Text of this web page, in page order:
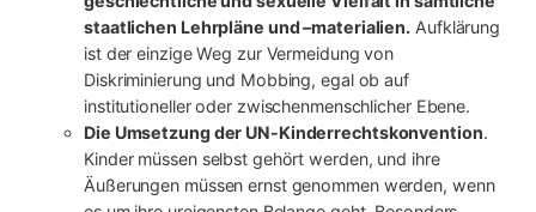
staatlichen Lehrpläne und –materialien. Aufklärung
ist der einzige Weg zur Vermeidung von
Diskriminierung und Mobbing, egal ob auf
institutioneller oder zwischenmenschlicher Ebene.
Die Umsetzung der UN-Kinderrechtskonvention.
Kinder müssen selbst gehört werden, und ihre
Äußerungen müssen ernst genommen werden, wenn